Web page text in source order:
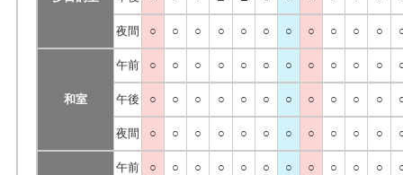
夜間 ○ ○ ○ ○ ○ ○ ○ ○ ○ ○ ○
和室
午前 ○ ○ ○ ○ ○ ○ ○ ○ ○ ○ ○
午後 ○ ○ ○ ○ ○ ○ ○ ○ ○ ○ ○
夜間 ○ ○ ○ ○ ○ ○ ○ ○ ○ ○ ○
午前 ○ ○ ○ ○ ○ ○ ○ ○ ○ ○ ○